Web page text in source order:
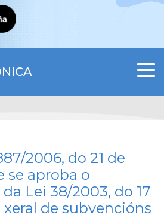
2006, do 21 de
se aproba o
Lei 38/2003, do 17
de subvencións